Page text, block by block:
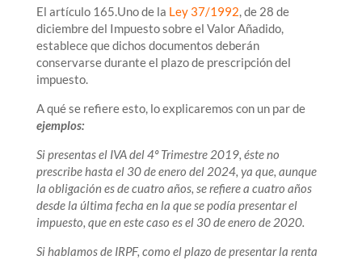
El artículo 165.Uno de la Ley 37/1992, de 28 de
diciembre del Impuesto sobre el Valor Añadido,
establece que dichos documentos deberán
conservarse durante el plazo de prescripción del
impuesto.
A qué se refiere esto, lo explicaremos con un par de
ejemplos:
Si presentas el IVA del 4º Trimestre 2019, éste no
prescribe hasta el 30 de enero del 2024, ya que, aunque
la obligación es de cuatro años, se refiere a cuatro años
desde la última fecha en la que se podía presentar el
impuesto, que en este caso es el 30 de enero de 2020.
Si hablamos de IRPF, como el plazo de presentar la renta